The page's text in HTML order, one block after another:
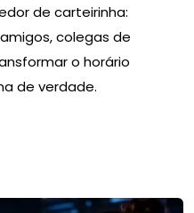
de carteirinha:
colegas de
o horário
de verdade.